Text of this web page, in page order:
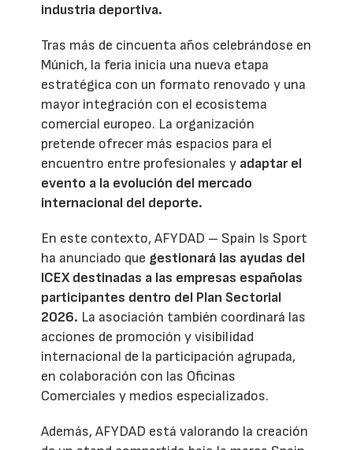
industria deportiva.
Tras más de cincuenta años celebrándose en
Múnich, la feria inicia una nueva etapa
estratégica con un formato renovado y una
mayor integración con el ecosistema
comercial europeo. La organización
pretende ofrecer más espacios para el
encuentro entre profesionales y adaptar el
evento a la evolución del mercado
internacional del deporte.
En este contexto, AFYDAD – Spain Is Sport
ha anunciado que gestionará las ayudas del
ICEX destinadas a las empresas españolas
participantes dentro del Plan Sectorial
2026. La asociación también coordinará las
acciones de promoción y visibilidad
internacional de la participación agrupada,
en colaboración con las Oficinas
Comerciales y medios especializados.
Además, AFYDAD está valorando la creación